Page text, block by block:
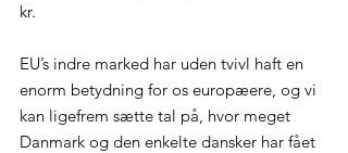
kr.
EU’s indre marked har uden tvivl haft en
enorm betydning for os europæere, og vi
kan ligefrem sætte tal på, hvor meget
Danmark og den enkelte dansker har fået